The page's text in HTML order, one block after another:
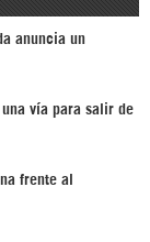
anuncia un
una vía para salir de
frente al